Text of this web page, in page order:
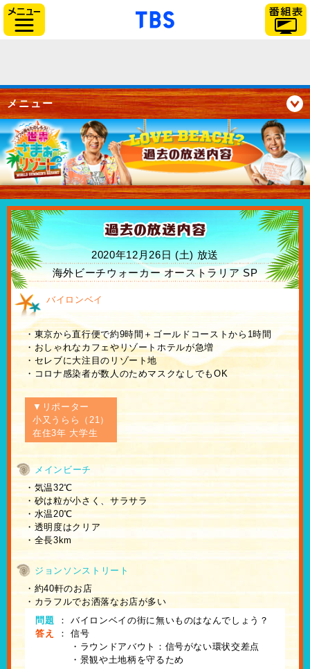
「TBSテレビ」トップページ
メニュー
2020年12月26日 (土) 放送
海外ビーチウォーカー オーストラリア SP
バイロンベイ
・東京から直行便で約9時間＋ゴールドコーストから1時間
・おしゃれなカフェやリゾートホテルが急増
・セレブに大注目のリゾート地
・コロナ感染者が数人のためマスクなしでもOK
▼リポーター
小又うらら（21）
在住3年 大学生
メインビーチ
・気温32℃
・砂は粒が小さく、サラサラ
・水温20℃
・透明度はクリア
・全長3km
ジョンソンストリート
・約40軒のお店
・カラフルでお洒落なお店が多い
問題
： バイロンベイの街に無いものはなんでしょう？
答え
： 信号
・ラウンドアバウト：信号がない環状交差点
・景観や土地柄を守るため